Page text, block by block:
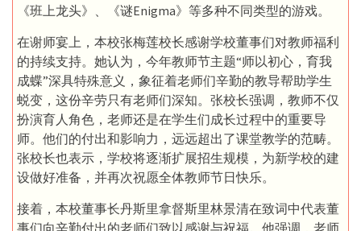
《班上龙头》、《谜Enigma》等多种不同类型的游戏。
在谢师宴上，本校张梅莲校长感谢学校董事们对教师福利
的持续支持。她认为，今年教师节主题“师以初心，育我
成蝶”深具特殊意义，象征着老师们辛勤的教导帮助学生
蜕变，这份辛劳只有老师们深知。张校长强调，教师不仅
扮演育人角色，老师还是在学生们成长过程中的重要导
师。他们的付出和影响力，远远超出了课堂教学的范畴。
张校长也表示，学校将逐渐扩展招生规模，为新学校的建
设做好准备，并再次祝愿全体教师节日快乐。
接着，本校董事长丹斯里拿督斯里林景清在致词中代表董
事们向辛勤付出的老师们致以感谢与祝福。他强调，老师